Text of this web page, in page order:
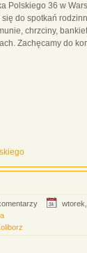
Polskiego 36 w
do spotkań
chrzciny,
Zachęcamy do